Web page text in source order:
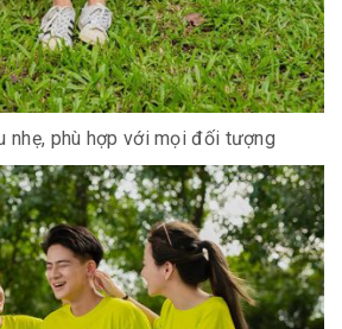
nhẹ, phù hợp với mọi đối tượng